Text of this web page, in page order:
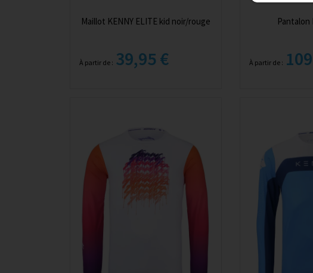
Maillot KENNY ELITE kid noir/rouge
À partir de : 39,95 €
Pantalon
À partir de :